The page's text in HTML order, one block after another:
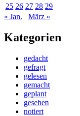
25 26 27 28 29
« Jan.
März »
Kategorien
gedacht
gefragt
gelesen
gemacht
geplant
gesehen
notiert